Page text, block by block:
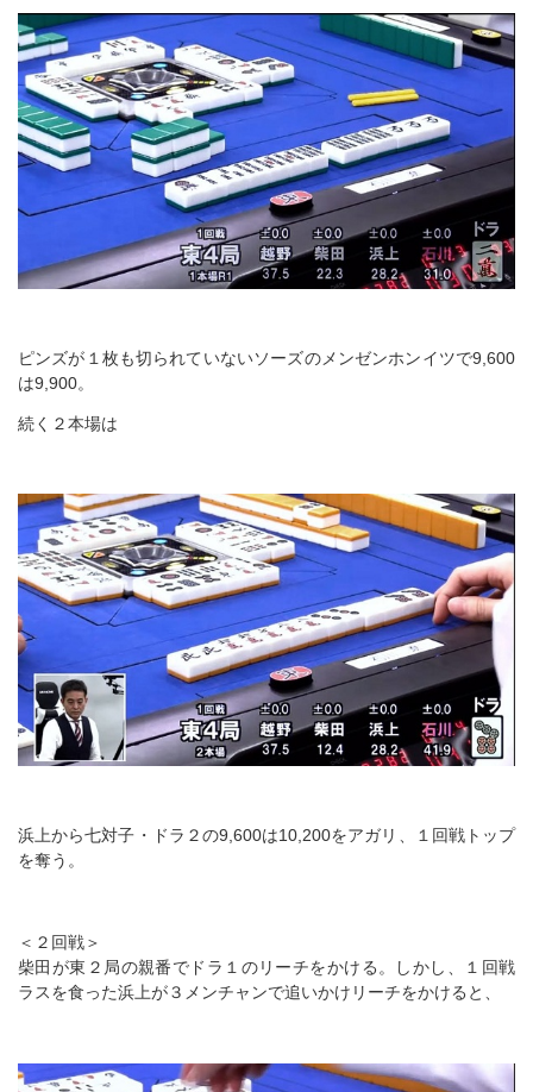
ピンズが１枚も切られていないソーズのメンゼンホンイツで9,600
は9,900。
続く２本場は
浜上から七対子・ドラ２の9,600は10,200をアガリ、１回戦トップ
を奪う。
＜２回戦＞
柴田が東２局の親番でドラ１のリーチをかける。しかし、１回戦
ラスを食った浜上が３メンチャンで追いかけリーチをかけると、